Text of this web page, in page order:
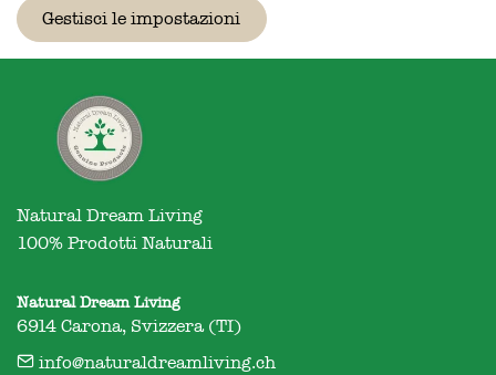
Gestisci le impostazioni
Natural Dream Living
100% Prodotti Naturali
Natural Dream Living
6914 Carona, Svizzera (TI)
info@naturaldreamliving.ch